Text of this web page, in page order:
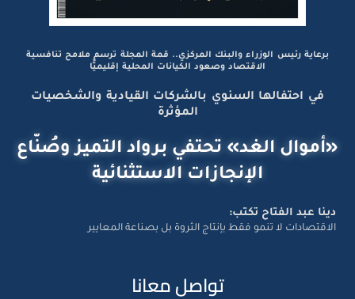
برعاية رئيس الوزراء والبنك المركزي.. قمة المجلة ترسم ملامح تنافسية
الاقتصاد وصعود الكيانات المحلية إقليميًّا
في احتفالها السنوي بالشركات القيادية والشخصيات
المؤثرة
«أموال الغد» تحتفي برواد التميز وصُنّاع
الإنجازات الاستثنائية
دينا عبد الفتاح تكتب:
الاقتصادات لا تنمو فقط بإنتاج الثروة بل بصناعة المعايير
تواصل معانا